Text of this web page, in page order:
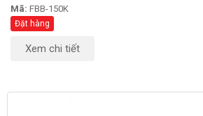
Mã: FBB-150K
Đặt hàng
Xem chi tiết